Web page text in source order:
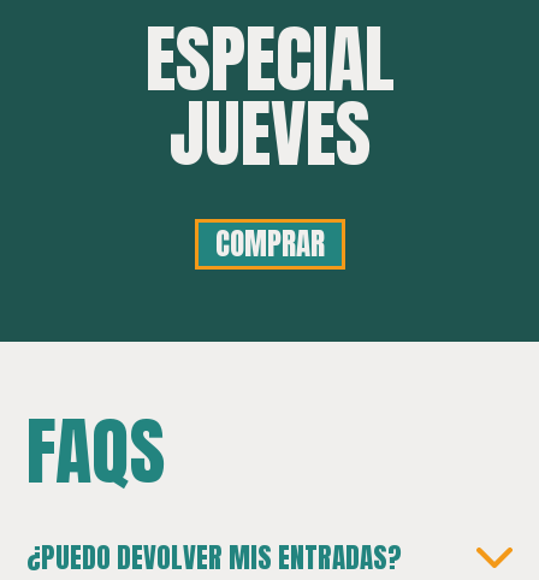
ESPECIAL
JUEVES
COMPRAR
FAQS
¿PUEDO DEVOLVER MIS ENTRADAS?